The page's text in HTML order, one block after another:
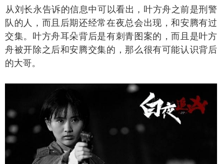
长永告诉的信息中可以看出，叶方舟之前是刑警
队的人，而且后期还经常在夜总会出现，和安腾有过
交集。叶方舟耳朵背后是有刺青图案的，而且是叶方
舟被开除之后和安腾交集的，那么很有可能认识背后
的大哥。